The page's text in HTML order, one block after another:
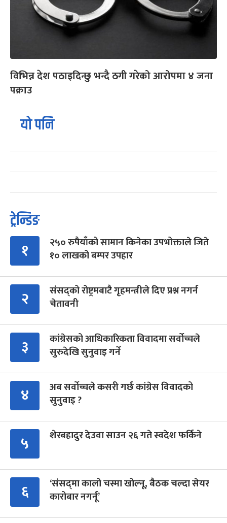
विभिन्न देश पठाइदिन्छु भन्दै ठगी गरेको आरोपमा ४ जना
पक्राउ
यो पनि
ट्रेन्डिङ
१
२५० रुपैयाँको सामान किनेका उपभोक्ताले जिते
१० लाखको बम्पर उपहार
२
संसद्को रोष्ट्रमबाटै गृहमन्त्रीले दिए प्रश्न नगर्न
चेतावनी
३
कांग्रेसको आधिकारिकता विवादमा सर्वोच्चले
सुरुदेखि सुनुवाइ गर्ने
४
अब सर्वोच्चले कसरी गर्छ कांग्रेस विवादको
सुनुवाइ ?
५ शेरबहादुर देउवा साउन २६ गते स्वदेश फर्किने
६
‘संसद्‍मा कालो चस्मा खोल्नू, बैठक चल्दा सेयर
कारोबार नगर्नू’